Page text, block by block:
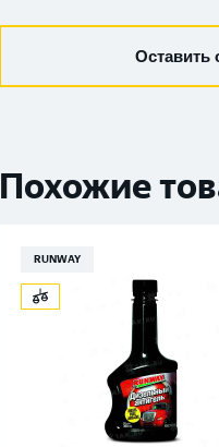
Оставить
Похожие
RUNWAY